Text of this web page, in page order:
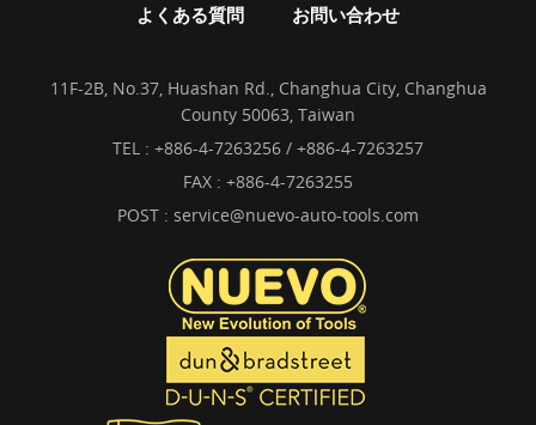
よくある質問 お問い合わせ
11F-2B, No.37, Huashan Rd., Changhua City, Changhua
County 50063, Taiwan
TEL : +886-4-7263256 / +886-4-7263257
FAX : +886-4-7263255
POST : service@nuevo-auto-tools.com